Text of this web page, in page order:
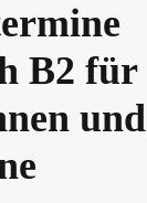
B2 für
und